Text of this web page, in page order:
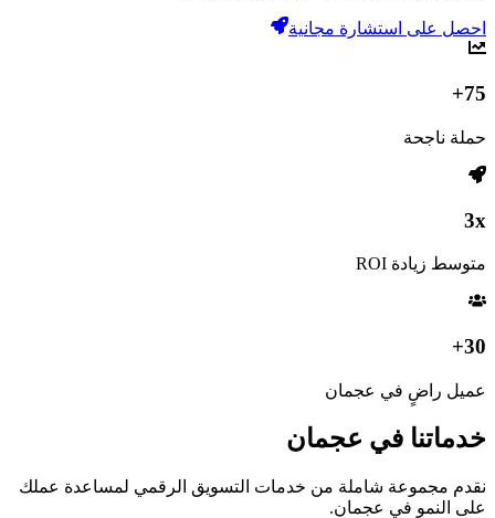
احصل على استشارة مجانية
75+
حملة ناجحة
3x
متوسط زيادة ROI
30+
عميل راضٍ في عجمان
خدماتنا في عجمان
نقدم مجموعة شاملة من خدمات التسويق الرقمي لمساعدة عملك
على النمو في عجمان.